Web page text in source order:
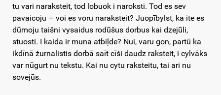
tu vari naraksteit, tod lobuok i naroksti. Tod es sev
pavaicoju – voi es voru naraksteit? Juopībylst, ka ite es
dūmoju taišni vysaidus rodūšus dorbus kai dzejūli,
stuosti. I kaida ir muna atbiļde? Nui, varu gon, partū ka
ikdīnā žurnalistis dorbā saīt cīši daudz raksteit, i cylvāks
var nūgurt nu tekstu. Kai nu cytu raksteitu, tai ari nu
sovejūs.